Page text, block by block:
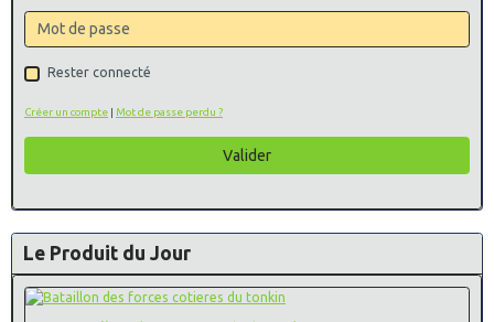
Rester connecté
Créer un compte | Mot de passe perdu ?
Valider
Le Produit du Jour